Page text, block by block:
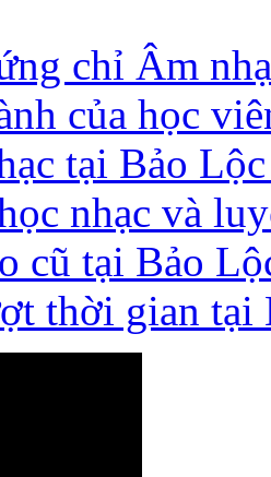
chỉ Âm
của học
tại Bảo
nhạc và
cũ tại Bảo
thời gian tại